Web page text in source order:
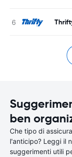
ben
Che tipo di
l'anticipo? Leggi il
suggerimenti utili